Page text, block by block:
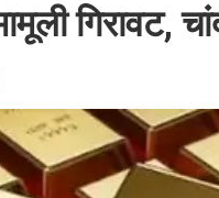
गिरावट,